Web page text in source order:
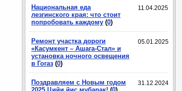
11.04.2025
Национальная еда
лезгинского края: что стоит
попробовать каждому (0)
05.01.2025
Ремонт участка дороги
«Касумкент – Ашага-Стал» и
установка ночного освещения
в Гогаз (0)
31.12.2024
Поздравляем с Новым годом